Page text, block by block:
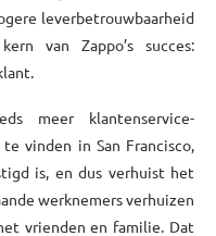
leverbetrouwbaarheid
van Zappo’s succes:
meer klantenservice-
vinden in San Francisco,
is, en dus verhuist het
werknemers verhuizen
vrienden en familie. Dat